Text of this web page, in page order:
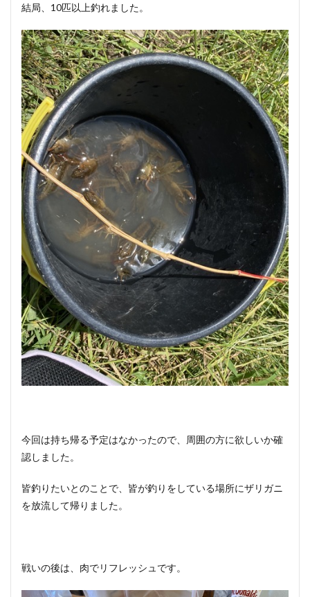
結局、10匹以上釣れました。
今回は持ち帰る予定はなかったので、周囲の方に欲しいか確
認しました。
皆釣りたいとのことで、皆が釣りをしている場所にザリガニ
を放流して帰りました。
戦いの後は、肉でリフレッシュです。